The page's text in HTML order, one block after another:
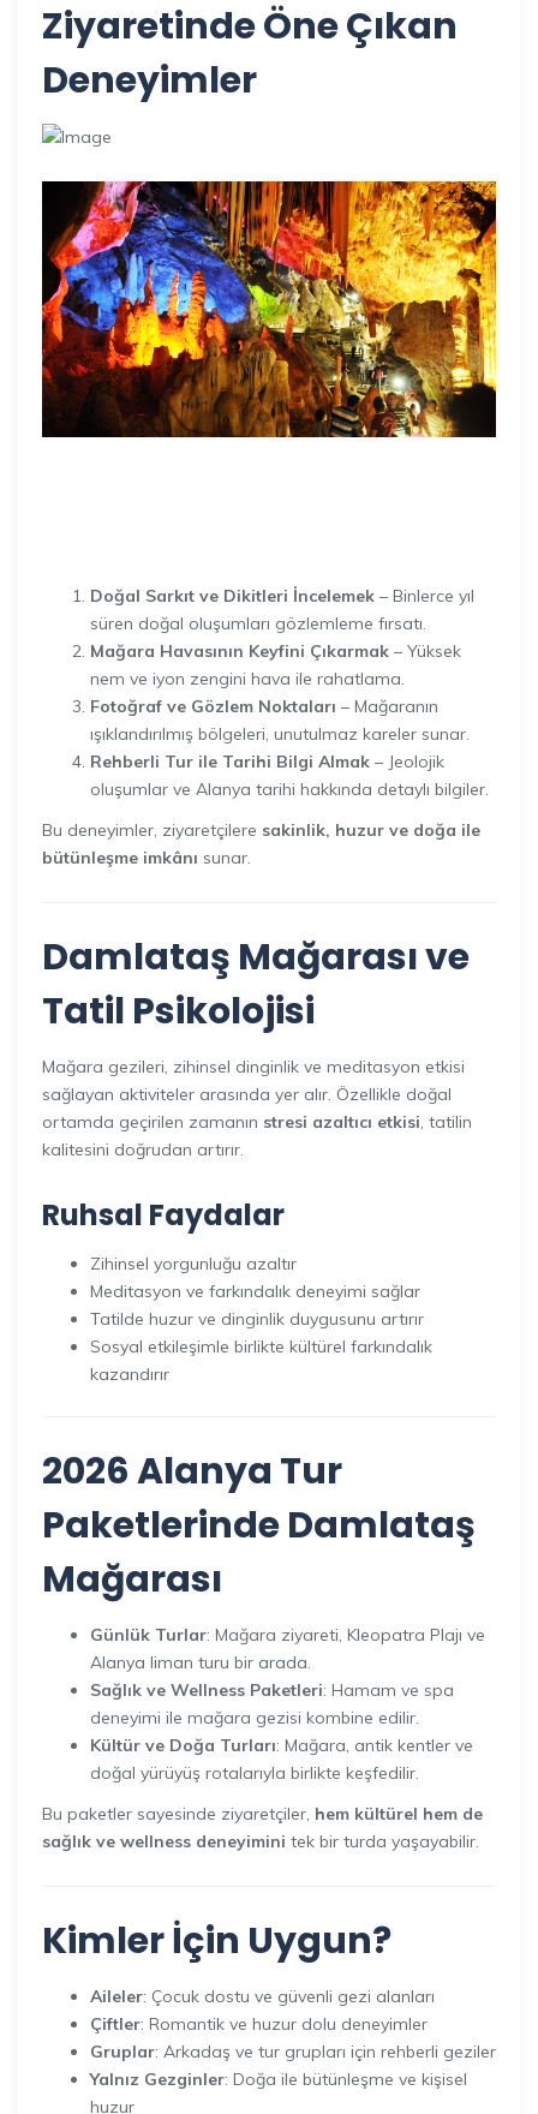
Ziyaretinde Öne Çıkan
Deneyimler
Doğal Sarkıt ve Dikitleri İncelemek – Binlerce yıl
süren doğal oluşumları gözlemleme fırsatı.
Mağara Havasının Keyfini Çıkarmak – Yüksek
nem ve iyon zengini hava ile rahatlama.
Fotoğraf ve Gözlem Noktaları – Mağaranın
ışıklandırılmış bölgeleri, unutulmaz kareler sunar.
Rehberli Tur ile Tarihi Bilgi Almak – Jeolojik
oluşumlar ve Alanya tarihi hakkında detaylı bilgiler.
Bu deneyimler, ziyaretçilere sakinlik, huzur ve doğa ile
bütünleşme imkânı sunar.
Damlataş Mağarası ve
Tatil Psikolojisi
Mağara gezileri, zihinsel dinginlik ve meditasyon etkisi
sağlayan aktiviteler arasında yer alır. Özellikle doğal
ortamda geçirilen zamanın stresi azaltıcı etkisi , tatilin
kalitesini doğrudan artırır.
Ruhsal Faydalar
Zihinsel yorgunluğu azaltır
Meditasyon ve farkındalık deneyimi sağlar
Tatilde huzur ve dinginlik duygusunu artırır
Sosyal etkileşimle birlikte kültürel farkındalık
kazandırır
2026 Alanya Tur
Paketlerinde Damlataş
Mağarası
Günlük Turlar: Mağara ziyareti, Kleopatra Plajı ve
Alanya liman turu bir arada.
Sağlık ve Wellness Paketleri: Hamam ve spa
deneyimi ile mağara gezisi kombine edilir.
Kültür ve Doğa Turları: Mağara, antik kentler ve
doğal yürüyüş rotalarıyla birlikte keşfedilir.
Bu paketler sayesinde ziyaretçiler, hem kültürel hem de
sağlık ve wellness deneyimini tek bir turda yaşayabilir.
Kimler İçin Uygun?
Aileler: Çocuk dostu ve güvenli gezi alanları
Çiftler: Romantik ve huzur dolu deneyimler
Gruplar: Arkadaş ve tur grupları için rehberli geziler
Yalnız Gezginler: Doğa ile bütünleşme ve kişisel
huzur